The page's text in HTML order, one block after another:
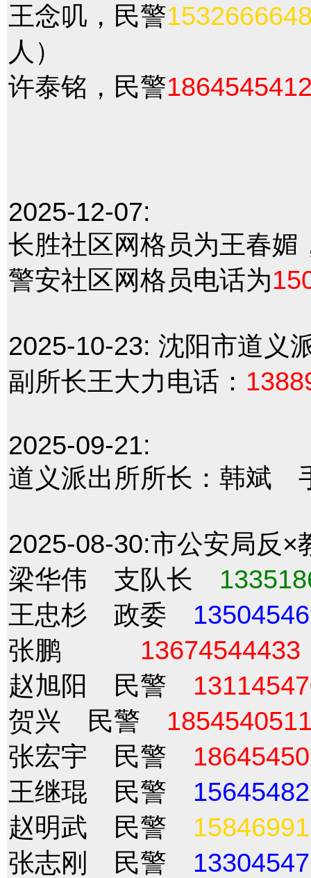
王念叽，民警
人）
许泰铭，民警
2025-12-07:
长胜社区网格员为王春媚
警安社区网格员电话为
2025-10-23: 沈阳市道义
副所长王大力电话：
2025-09-21:
道义派出所所长：韩斌
2025-08-30:市公安局反×
梁华伟 支队长
王忠杉 政委
张鹏 13674544433
赵旭阳 民警
贺兴 民警
张宏宇 民警
王继琨 民警
赵明武 民警
张志刚 民警